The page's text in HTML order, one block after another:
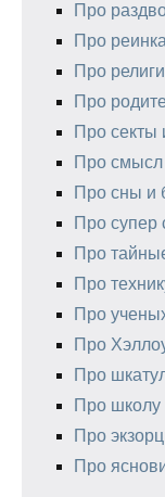
Про
Про
Про
Про
Про секты
Про смысл
Про сны и
Про супер
Про
Про
Про
Про
Про
Про школу
Про
Про